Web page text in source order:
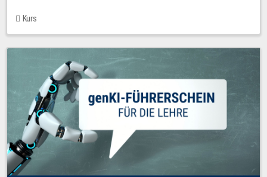
Kurs